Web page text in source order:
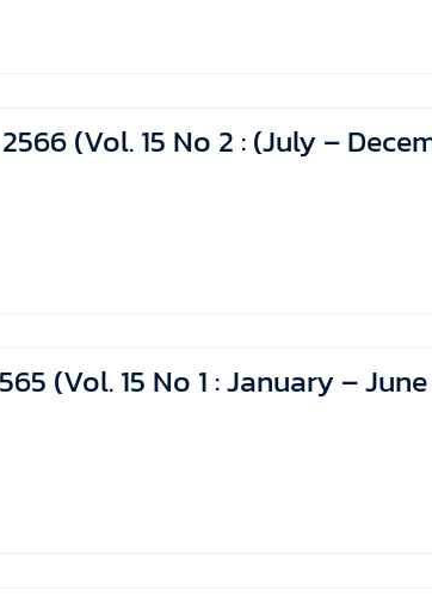
(Vol. 15 No 2 : (July –
(Vol. 15 No 1 : January –